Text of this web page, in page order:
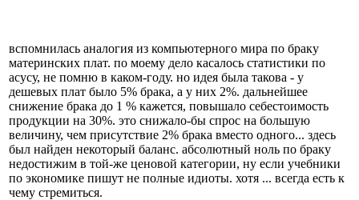
вспомнилась аналогия из компьютерного мира по браку
материнских плат. по моему дело касалось статистики по
асусу, не помню в каком-году. но идея была такова - у
дешевых плат было 5% брака, а у них 2%. дальнейшее
снижение брака до 1 % кажется, повышало себестоимость
продукции на 30%. это снижало-бы спрос на большую
величину, чем присутствие 2% брака вместо одного... здесь
был найден некоторый баланс. абсолютный ноль по браку
недостижим в той-же ценовой категории, ну если учебники
по экономике пишут не полные идиоты. хотя ... всегда есть к
чему стремиться.